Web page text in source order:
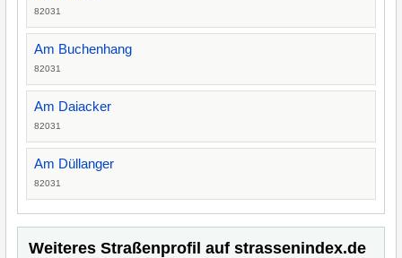
82031
Am Buchenhang
82031
Am Daiacker
82031
Am Düllanger
82031
Weiteres Straßenprofil auf strassenindex.de